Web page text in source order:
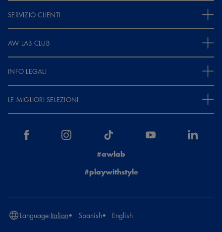
SERVIZIO CLIENTI
AW LAB CLUB
INFO LEGALI
LE MIGLIORI SELEZIONI
#awlab
#playwithstyle
Language:Italian Spanish English